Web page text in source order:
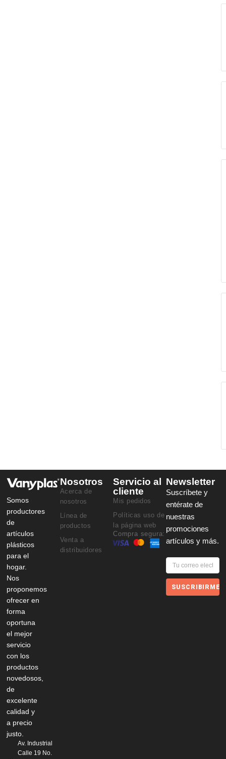
Somos
productores
de
artículos
plásticos
para el
hogar.
Nos
proponemos
ofrecer en
forma
oportuna
el mejor
servicio
con los
productos
novedosos,
de
excelente
calidad y
a precio
justo.
Av. Industrial
Calle 19 No.
Nosotros
Acerca de
nosotros
Línea de
productos
Venta a
distribuidores
Servicio al
cliente
Mis pedidos
Políticas uso de
la página web
Compra segura:
Newsletter
Suscríbete y
entérate de
nuestras
promociones
artículos y más.
SUSCRIBIRME